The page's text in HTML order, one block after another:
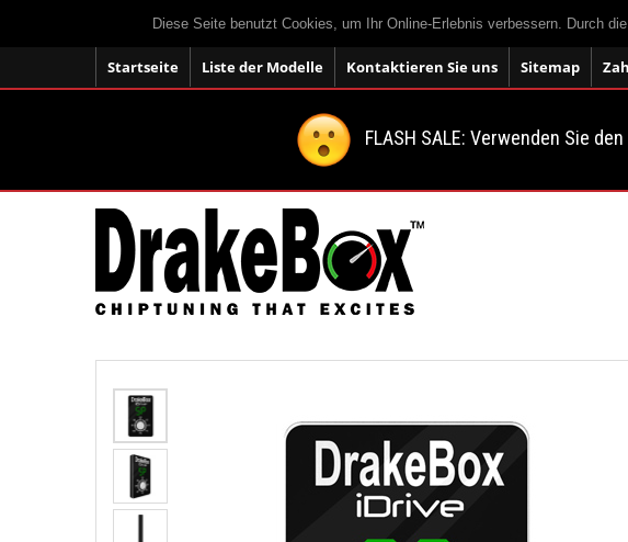
Diese Seite benutzt Cookies, um Ihr Online-Erlebnis verbessern. Durch
Startseite Liste der Modelle Kontaktieren Sie uns Sitemap
FLASH SALE: Verwenden Sie den